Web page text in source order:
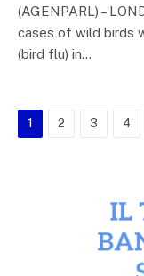
(AGENPARL) –
cases of wild birds
(bird flu) in…
1 2 3 4